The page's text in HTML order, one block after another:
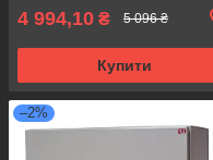
4 994,10 ₴ 5 096 ₴
Купити
–2%